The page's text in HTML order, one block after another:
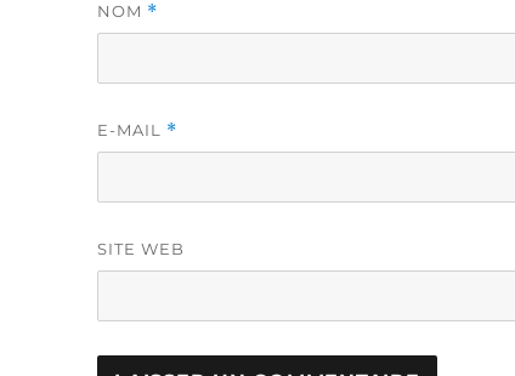
NOM *
E-MAIL *
SITE WEB